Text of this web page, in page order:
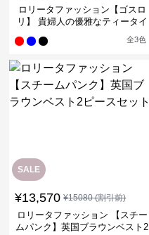
ロリータファッション【ゴスロ
リ】 貴婦人の優雅なティータイ
全3色
SALE
¥13,570 ¥15080(割引前)
ロリータファッション 【スチー
ムパンク】英国ブラウンベスト2